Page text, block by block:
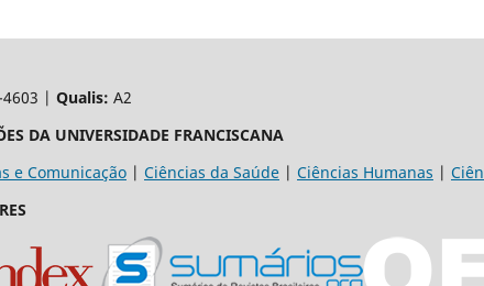
4603 | Qualis: A2
DA UNIVERSIDADE FRANCISCANA
e Comunicação | Ciências da Saúde | Ciências Humanas |